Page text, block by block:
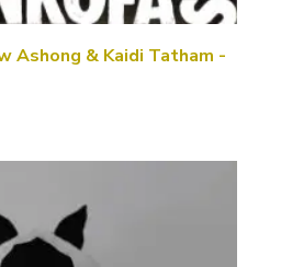
Ashong & Kaidi Tatham -